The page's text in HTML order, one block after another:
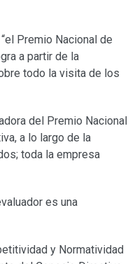
Premio Nacional de
a partir de la
todo la visita de los
del Premio Nacional
a lo largo de la
toda la empresa
es una
y Normatividad